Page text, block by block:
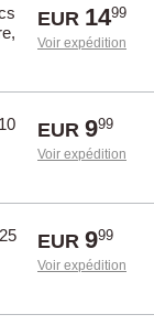
EUR 1499
Voir expédition
EUR 999
Voir expédition
EUR 999
Voir expédition